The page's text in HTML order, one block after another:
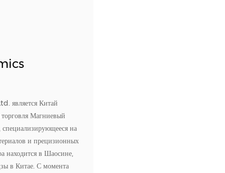
являетсяКитай
Магниевый
специализирующееся на
и прецизионных
находится в Шаосине,
в Китае. С момента